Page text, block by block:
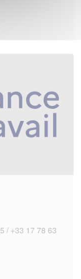
/ +33 17 78 63